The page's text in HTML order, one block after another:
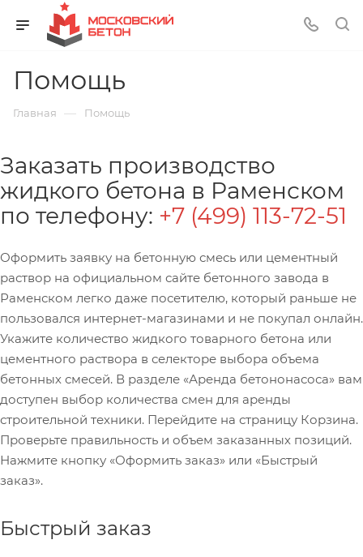
Помощь
Главная — Помощь
Заказать производство
жидкого бетона в Раменском
по телефону: +7 (499) 113-72-51
Оформить заявку на бетонную смесь или цементный
раствор на официальном сайте бетонного завода в
Раменском легко даже посетителю, который раньше не
пользовался интернет-магазинами и не покупал онлайн.
Укажите количество жидкого товарного бетона или
цементного раствора в селекторе выбора объема
бетонных смесей. В разделе «Аренда бетононасоса» вам
доступен выбор количества смен для аренды
строительной техники. Перейдите на страницу Корзина.
Проверьте правильность и объем заказанных позиций.
Нажмите кнопку «Оформить заказ» или «Быстрый
заказ».
Быстрый заказ